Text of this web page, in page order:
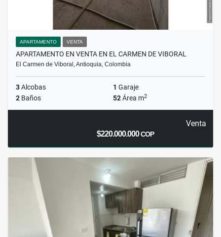
APARTAMENTO VENTA
APARTAMENTO EN VENTA EN EL CARMEN DE VIBORAL
El Carmen de Viboral, Antioquia, Colombia
3Alcobas 1 Garaje
2 Baños 52Área m2
Venta
$220.000.000COP